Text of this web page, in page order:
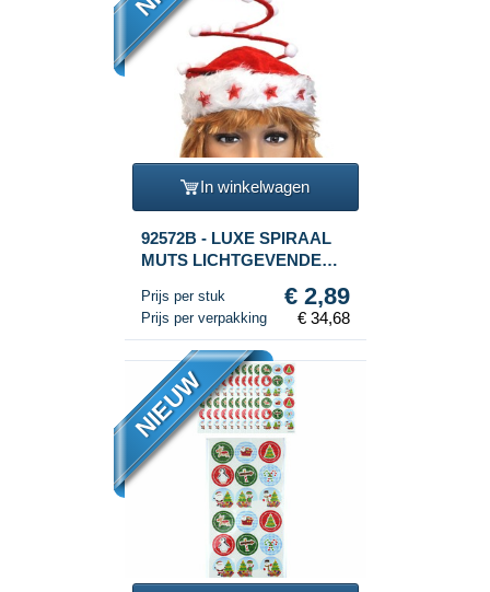
In winkelwagen
92572B - LUXE SPIRAAL
MUTS LICHTGEVENDE
Prijs per stuk € 2,89
Prijs per verpakking € 34,68
NIEUW